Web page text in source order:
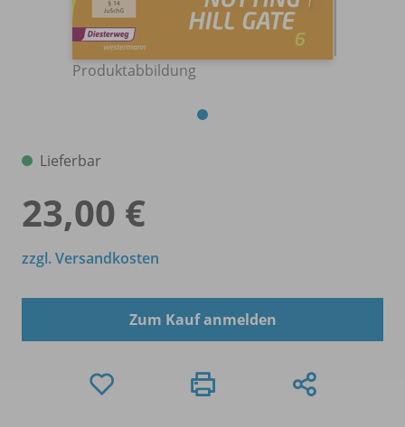
Produktabbildung
Lieferbar
23,00 €
zzgl. Versandkosten
Zum Kauf anmelden